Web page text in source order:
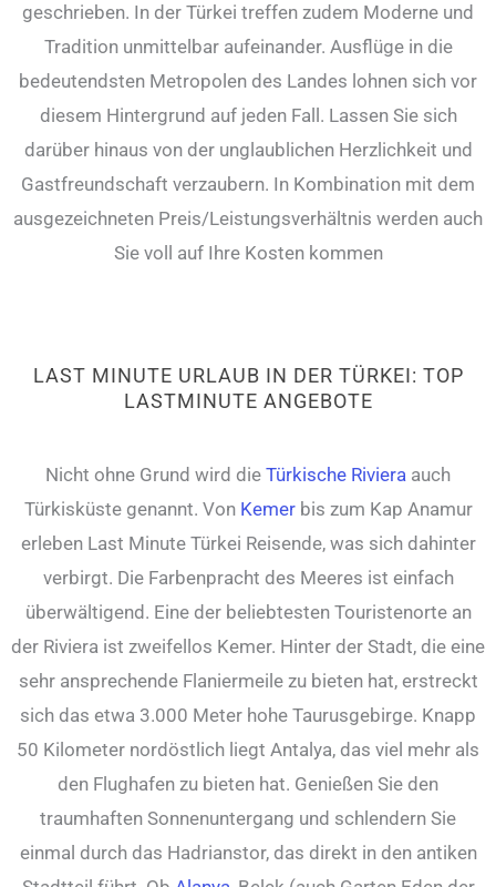
geschrieben. In der Türkei treffen zudem Moderne und
Tradition unmittelbar aufeinander. Ausflüge in die
bedeutendsten Metropolen des Landes lohnen sich vor
diesem Hintergrund auf jeden Fall. Lassen Sie sich
darüber hinaus von der unglaublichen Herzlichkeit und
Gastfreundschaft verzaubern. In Kombination mit dem
ausgezeichneten Preis/Leistungsverhältnis werden auch
Sie voll auf Ihre Kosten kommen
LAST MINUTE URLAUB IN DER TÜRKEI: TOP
LASTMINUTE ANGEBOTE
Nicht ohne Grund wird die Türkische Riviera auch
Türkisküste genannt. Von Kemerbis zum Kap Anamur
erleben Last Minute Türkei Reisende, was sich dahinter
verbirgt. Die Farbenpracht des Meeres ist einfach
überwältigend. Eine der beliebtesten Touristenorte an
der Riviera ist zweifellos Kemer. Hinter der Stadt, die eine
sehr ansprechende Flaniermeile zu bieten hat, erstreckt
sich das etwa 3.000 Meter hohe Taurusgebirge. Knapp
50 Kilometer nordöstlich liegt Antalya, das viel mehr als
den Flughafen zu bieten hat. Genießen Sie den
traumhaften Sonnenuntergang und schlendern Sie
einmal durch das Hadrianstor, das direkt in den antiken